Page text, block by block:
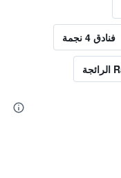
فنادق 4 نجمة